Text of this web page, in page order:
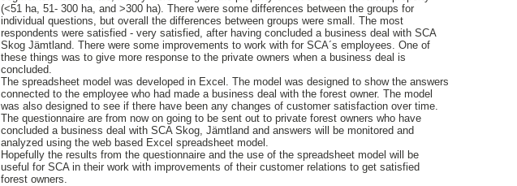
(<51 ha, 51- 300 ha, and >300 ha). There were some differences between the groups for
individual questions, but overall the differences between groups were small. The most
respondents were satisfied - very satisfied, after having concluded a business deal with SCA
Skog Jämtland. There were some improvements to work with for SCA´s employees. One of
these things was to give more response to the private owners when a business deal is
concluded.
The spreadsheet model was developed in Excel. The model was designed to show the answers
connected to the employee who had made a business deal with the forest owner. The model
was also designed to see if there have been any changes of customer satisfaction over time.
The questionnaire are from now on going to be sent out to private forest owners who have
concluded a business deal with SCA Skog, Jämtland and answers will be monitored and
analyzed using the web based Excel spreadsheet model.
Hopefully the results from the questionnaire and the use of the spreadsheet model will be
useful for SCA in their work with improvements of their customer relations to get satisfied
forest owners.